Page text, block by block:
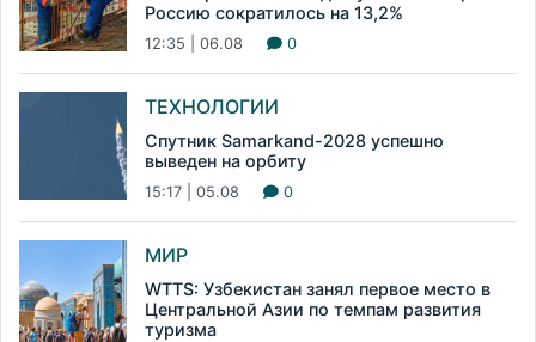
Россию сократилось на 13,2%
12:35 | 06.08 0
ТЕХНОЛОГИИ
Спутник Samarkand-2028 успешно
выведен на орбиту
15:17 | 05.08 0
МИР
WTTS: Узбекистан занял первое место в
Центральной Азии по темпам развития
туризма